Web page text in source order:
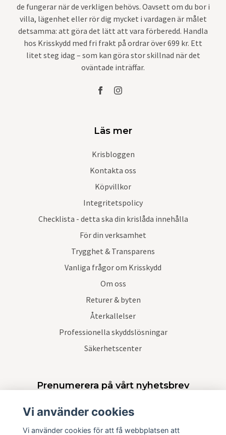
de fungerar när de verkligen behövs. Oavsett om du bor i
villa, lägenhet eller rör dig mycket i vardagen är målet
detsamma: att göra det lätt att vara förberedd. Handla
hos Krisskydd med fri frakt på ordrar över 699 kr. Ett
litet steg idag – som kan göra stor skillnad när det
oväntade inträffar.
Läs mer
Krisbloggen
Kontakta oss
Köpvillkor
Integritetspolicy
Checklista - detta ska din krislåda innehålla
För din verksamhet
Trygghet & Transparens
Vanliga frågor om Krisskydd
Om oss
Returer & byten
Återkallelser
Professionella skyddslösningar
Säkerhetscenter
Prenumerera på vårt nyhetsbrev
Vi använder cookies
Vi använder cookies för att få webbplatsen att